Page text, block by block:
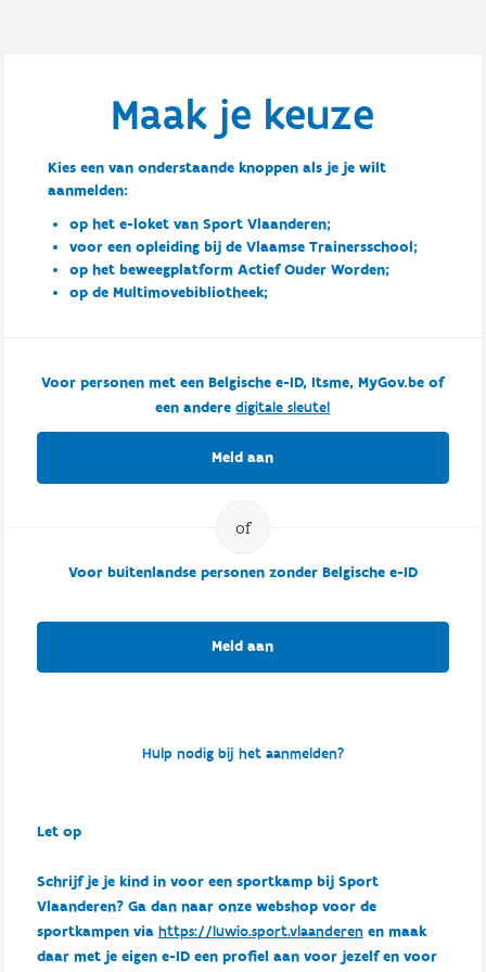
Maak je keuze
Kies een van onderstaande knoppen als je je wilt
aanmelden:
op het e-loket van Sport Vlaanderen;
voor een opleiding bij de Vlaamse Trainersschool;
op het beweegplatform Actief Ouder Worden;
op de Multimovebibliotheek;
Voor personen met een Belgische e-ID, Itsme, MyGov.be of
een anderedigitale sleutel
Meld aan
Voor buitenlandse personen zonder Belgische e-ID
Meld aan
Hulp nodig bij het aanmelden?
Let op
Schrijf je je kind in voor een sportkamp bij Sport
Vlaanderen? Ga dan naar onze webshop voor de
sportkampen via https://luwio.sport.vlaanderenen maak
daar met je eigen e-ID een profiel aan voor jezelf en voor